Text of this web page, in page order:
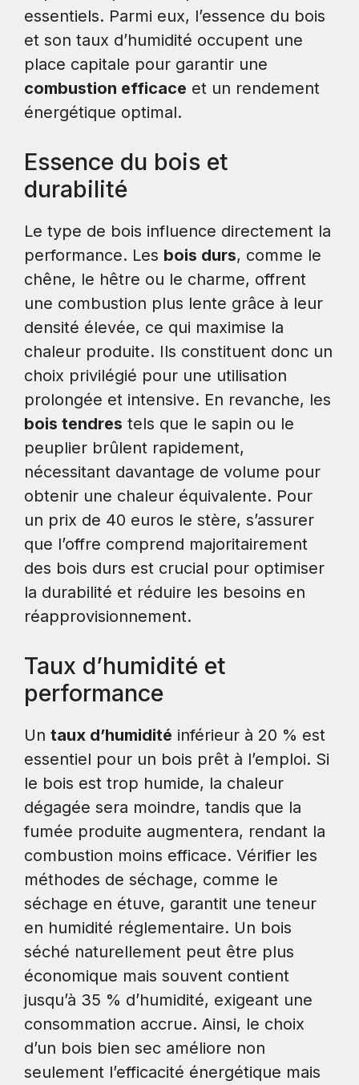
essentiels. Parmi eux, l’essence du bois
et son taux d’humidité occupent une
place capitale pour garantir une
combustion efficace et un rendement
énergétique optimal.
Essence du bois et
durabilité
Le type de bois influence directement la
performance. Les bois durs, comme le
chêne, le hêtre ou le charme, offrent
une combustion plus lente grâce à leur
densité élevée, ce qui maximise la
chaleur produite. Ils constituent donc un
choix privilégié pour une utilisation
prolongée et intensive. En revanche, les
bois tendres tels que le sapin ou le
peuplier brûlent rapidement,
nécessitant davantage de volume pour
obtenir une chaleur équivalente. Pour
un prix de 40 euros le stère, s’assurer
que l’offre comprend majoritairement
des bois durs est crucial pour optimiser
la durabilité et réduire les besoins en
réapprovisionnement.
Taux d’humidité et
performance
Un taux d’humidité inférieur à 20 % est
essentiel pour un bois prêt à l’emploi. Si
le bois est trop humide, la chaleur
dégagée sera moindre, tandis que la
fumée produite augmentera, rendant la
combustion moins efficace. Vérifier les
méthodes de séchage, comme le
séchage en étuve, garantit une teneur
en humidité réglementaire. Un bois
séché naturellement peut être plus
économique mais souvent contient
jusqu’à 35 % d’humidité, exigeant une
consommation accrue. Ainsi, le choix
d’un bois bien sec améliore non
seulement l’efficacité énergétique mais